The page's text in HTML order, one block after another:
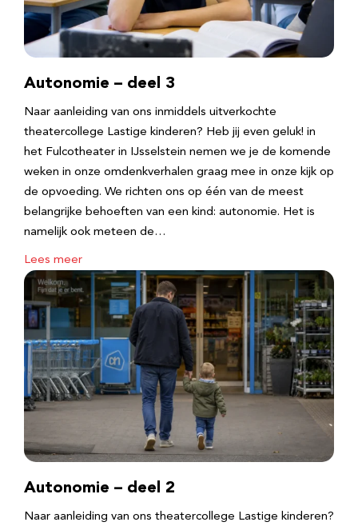
Autonomie – deel 3
Naar aanleiding van ons inmiddels uitverkochte
theatercollege Lastige kinderen? Heb jij even geluk! in
het Fulcotheater in IJsselstein nemen we je de komende
weken in onze omdenkverhalen graag mee in onze kijk op
de opvoeding. We richten ons op één van de meest
belangrijke behoeften van een kind: autonomie. Het is
namelijk ook meteen de…
Lees meer
Autonomie – deel 2
Naar aanleiding van ons theatercollege Lastige kinderen?